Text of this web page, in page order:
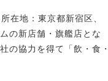
在地：東京都新宿区、
の新店舗・旗艦店とな
の協力を得て「飲・食・